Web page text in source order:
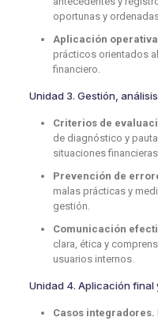
oportunas y
Aplicación
prácticos orientados
financiero.
Unidad 3. Gestión,
Criterios de
de diagnóstico y
situaciones
Prevención de
malas prácticas y
gestión.
Comunicación
clara, ética y
usuarios internos.
Unidad 4. Aplicación
Casos integradores.